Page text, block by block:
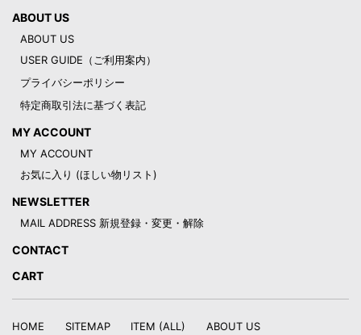
ABOUT US
ABOUT US
USER GUIDE（ご利用案内）
プライバシーポリシー
特定商取引法に基づく表記
MY ACCOUNT
MY ACCOUNT
お気に入り (ほしい物リスト)
NEWSLETTER
MAIL ADDRESS 新規登録・変更・解除
CONTACT
CART
HOME SITEMAP ITEM (ALL) ABOUT US